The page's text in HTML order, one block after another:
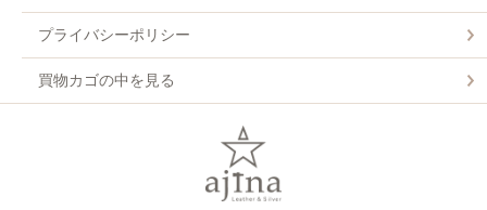
プライバシーポリシー
買物カゴの中を見る